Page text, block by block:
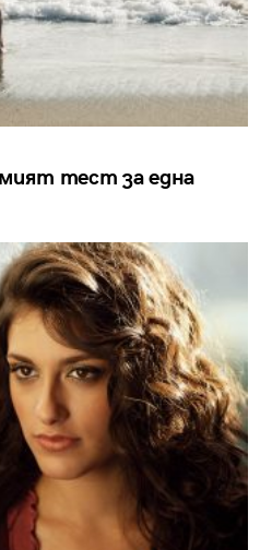
тест за една